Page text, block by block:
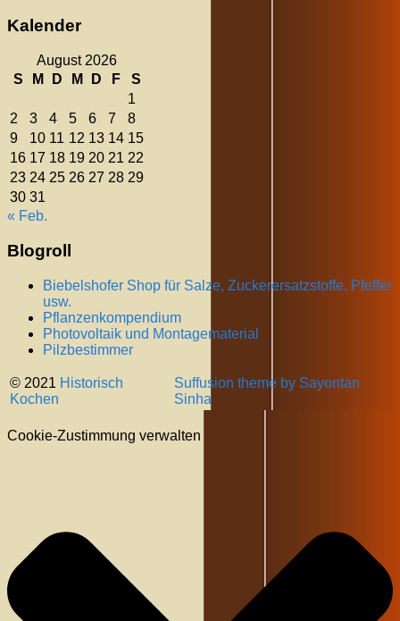
Kalender
August 2026
S
M D M D F
S
1
2
3 4 5 6 7
8
9
10 11 12 13 14 15
16 17 18 19 20 21 22
23 24 25 26 27 28 29
30 31
« Feb.
Blogroll
Biebelshofer Shop für Salze, Zuckerersatzstoffe, Pfeffer
usw.
Pflanzenkompendium
Photovoltaik und Montagematerial
Pilzbestimmer
© 2021 Historisch
Kochen
Suffusion theme by Sayontan
Sinha
Cookie-Zustimmung verwalten